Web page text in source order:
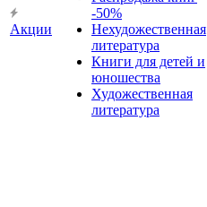
Акции
-50%
Нехудожественная
литература
Книги для детей и
юношества
Художественная
литература